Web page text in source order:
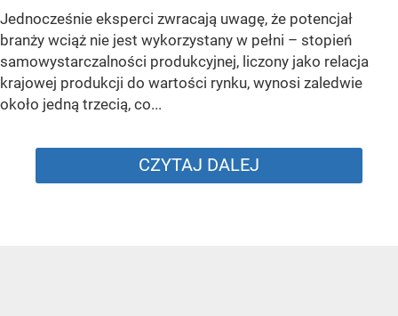
Jednocześnie eksperci zwracają uwagę, że potencjał
branży wciąż nie jest wykorzystany w pełni – stopień
samowystarczalności produkcyjnej, liczony jako relacja
krajowej produkcji do wartości rynku, wynosi zaledwie
około jedną trzecią, co...
CZYTAJ DALEJ